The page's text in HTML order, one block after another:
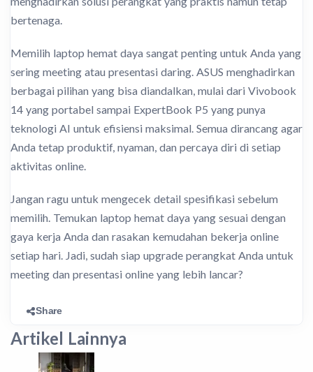
bertenaga.
Memilih laptop hemat daya sangat penting untuk Anda yang
sering meeting atau presentasi daring. ASUS menghadirkan
berbagai pilihan yang bisa diandalkan, mulai dari Vivobook
14 yang portabel sampai ExpertBook P5 yang punya
teknologi AI untuk efisiensi maksimal. Semua dirancang agar
Anda tetap produktif, nyaman, dan percaya diri di setiap
aktivitas online.
Jangan ragu untuk mengecek detail spesifikasi sebelum
memilih. Temukan laptop hemat daya yang sesuai dengan
gaya kerja Anda dan rasakan kemudahan bekerja online
setiap hari. Jadi, sudah siap upgrade perangkat Anda untuk
meeting dan presentasi online yang lebih lancar?
Share
Artikel Lainnya